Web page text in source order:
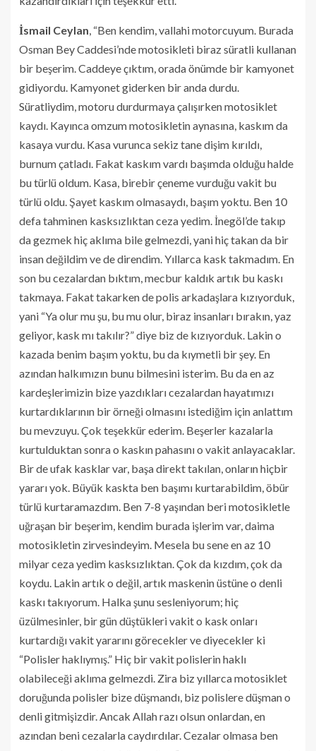
İsmail Ceylan, “Ben kendim, vallahi motorcuyum. Burada
Osman Bey Caddesi’nde motosikleti biraz süratli kullanan
bir beşerim. Caddeye çıktım, orada önümde bir kamyonet
gidiyordu. Kamyonet giderken bir anda durdu.
Süratliydim, motoru durdurmaya çalışırken motosiklet
kaydı. Kayınca omzum motosikletin aynasına, kaskım da
kasaya vurdu. Kasa vurunca sekiz tane dişim kırıldı,
burnum çatladı. Fakat kaskım vardı başımda olduğu halde
bu türlü oldum. Kasa, birebir çeneme vurduğu vakit bu
türlü oldu. Şayet kaskım olmasaydı, başım yoktu. Ben 10
defa tahminen kasksızlıktan ceza yedim. İnegöl’de takıp
da gezmek hiç aklıma bile gelmezdi, yani hiç takan da bir
insan değildim ve de direndim. Yıllarca kask takmadım. En
son bu cezalardan bıktım, mecbur kaldık artık bu kaskı
takmaya. Fakat takarken de polis arkadaşlara kızıyorduk,
yani “Ya olur mu şu, bu mu olur, biraz insanları bırakın, yaz
geliyor, kask mı takılır?” diye biz de kızıyorduk. Lakin o
kazada benim başım yoktu, bu da kıymetli bir şey. En
azından halkımızın bunu bilmesini isterim. Bu da en az
kardeşlerimizin bize yazdıkları cezalardan hayatımızı
kurtardıklarının bir örneği olmasını istediğim için anlattım
bu mevzuyu. Çok teşekkür ederim. Beşerler kazalarla
kurtulduktan sonra o kaskın pahasını o vakit anlayacaklar.
Bir de ufak kasklar var, başa direkt takılan, onların hiçbir
yararı yok. Büyük kaskta ben başımı kurtarabildim, öbür
türlü kurtaramazdım. Ben 7-8 yaşından beri motosikletle
uğraşan bir beşerim, kendim burada işlerim var, daima
motosikletin zirvesindeyim. Mesela bu sene en az 10
milyar ceza yedim kasksızlıktan. Çok da kızdım, çok da
koydu. Lakin artık o değil, artık maskenin üstüne o denli
kaskı takıyorum. Halka şunu sesleniyorum; hiç
üzülmesinler, bir gün düştükleri vakit o kask onları
kurtardığı vakit yararını görecekler ve diyecekler ki
“Polisler haklıymış.” Hiç bir vakit polislerin haklı
olabileceği aklıma gelmezdi. Zira biz yıllarca motosiklet
doruğunda polisler bize düşmandı, biz polislere düşman o
denli gitmişizdir. Ancak Allah razı olsun onlardan, en
azından beni cezalarla caydırdılar. Cezalar olmasa ben